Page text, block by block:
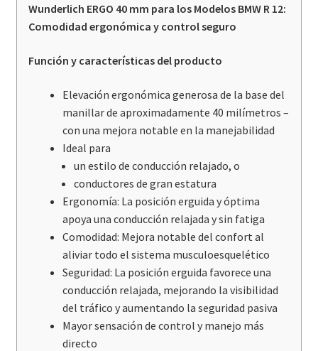
Wunderlich ERGO 40 mm para los Modelos BMW R 12:
Comodidad ergonómica y control seguro
Función y características del producto
Elevación ergonómica generosa de la base del
manillar de aproximadamente 40 milímetros –
con una mejora notable en la manejabilidad
Ideal para
un estilo de conducción relajado, o
conductores de gran estatura
Ergonomía: La posición erguida y óptima
apoya una conducción relajada y sin fatiga
Comodidad: Mejora notable del confort al
aliviar todo el sistema musculoesquelético
Seguridad: La posición erguida favorece una
conducción relajada, mejorando la visibilidad
del tráfico y aumentando la seguridad pasiva
Mayor sensación de control y manejo más
directo